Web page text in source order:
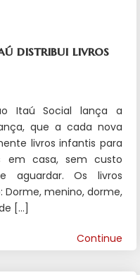
distribui livros
Itaú Social lança a
que a cada nova
livros infantis para
em casa, sem custo
aguardar. Os livros
Dorme, menino, dorme,
[…]
Continue